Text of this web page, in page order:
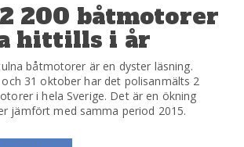
200 båtmotorer
hittills i år
båtmotorer är en dyster läsning.
31 oktober har det polisanmälts 2
i hela Sverige. Det är en ökning
jämfört med samma period 2015.